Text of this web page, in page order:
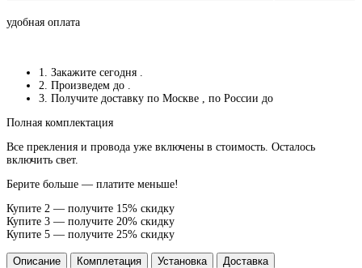
удобная оплата
1. Закажите сегодня
2. Произведем до
3. Получите доставку по Москве
, по России до
Полная комплектация
Все прекления и провода уже включены в стоимость. Осталось
включить свет.
Берите больше — платите меньше!
Купите 2 — получите 15% скидку
Купите 3 — получите 20% скидку
Купите 5 — получите 25% скидку
Описание Комплетация Установка
Доставка